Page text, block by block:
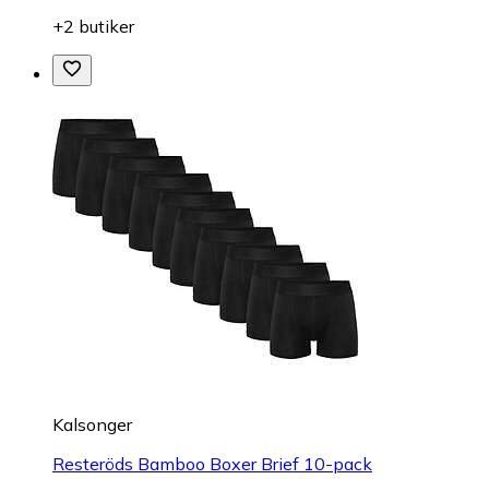
+2 butiker
Kalsonger
Resteröds Bamboo Boxer Brief 10-pack